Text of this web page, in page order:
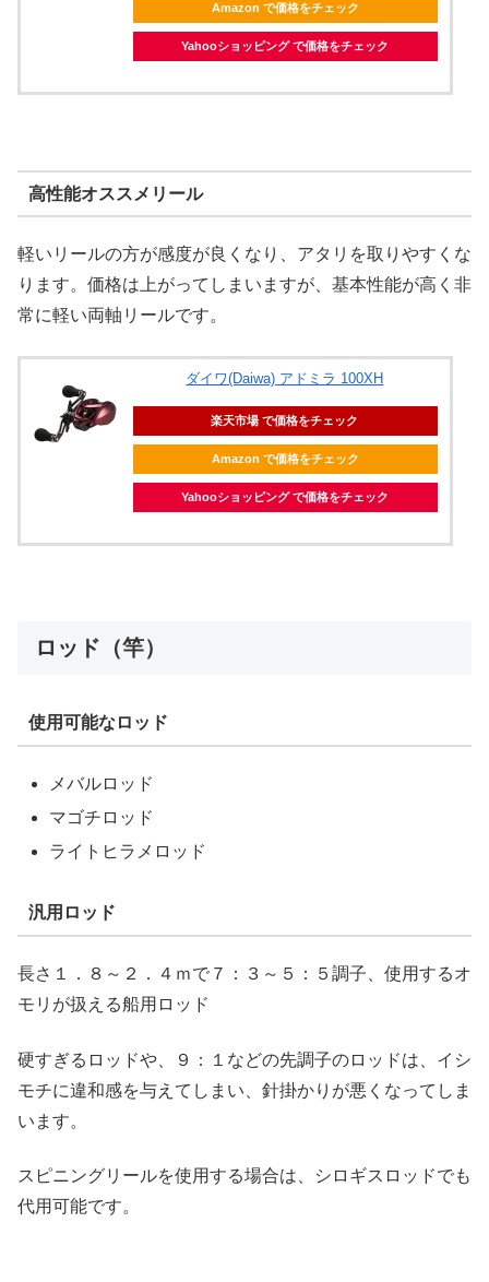
Amazon で価格をチェック
Yahooショッピング で価格をチェック
高性能オススメリール
軽いリールの方が感度が良くなり、アタリを取りやすくな
ります。価格は上がってしまいますが、基本性能が高く非
常に軽い両軸リールです。
ダイワ(Daiwa) アドミラ 100XH
楽天市場 で価格をチェック
Amazon で価格をチェック
Yahooショッピング で価格をチェック
ロッド（竿）
使用可能なロッド
メバルロッド
マゴチロッド
ライトヒラメロッド
汎用ロッド
長さ１．８～２．４ｍで７：３～５：５調子、使用するオ
モリが扱える船用ロッド
硬すぎるロッドや、９：１などの先調子のロッドは、イシ
モチに違和感を与えてしまい、針掛かりが悪くなってしま
います。
スピニングリールを使用する場合は、シロギスロッドでも
代用可能です。